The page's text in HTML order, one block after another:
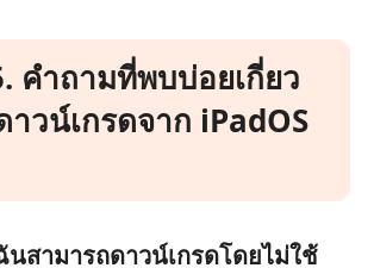
คำถามที่พบบ่อยเกี่ยว
วน์เกรดจาก iPadOS
สามารถดาวน์เกรดโดยไม่ใช้